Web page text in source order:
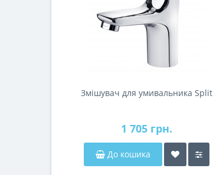
Змішувач для умивальника Split
1 705 грн.
До кошика